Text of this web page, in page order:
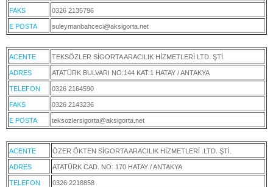
FAKS 0326 2135796
E POSTA suleymanbahceci@aksigorta.net
ACENTE TEKSÖZLER SİGORTA ARACILIK HİZMETLERİ LTD. ŞTİ.
ADRES ATATÜRK BULVARI NO:144 KAT:1 HATAY / ANTAKYA
TELEFON 0326 2164590
FAKS 0326 2143236
E POSTA teksozlersigorta@aksigorta.net
ACENTE ÖZER ÖKTEN SİGORTA ARACILIK HİZMETLERİ .LTD. ŞTİ.
ADRES ATATÜRK CAD. NO: 170 HATAY / ANTAKYA
TELEFON 0326 2218858